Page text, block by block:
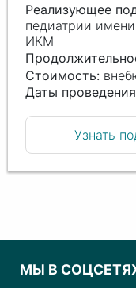
Реализующее
педиатрии
ИКМ
Стоимость:
Даты
Узнать
МЫ В